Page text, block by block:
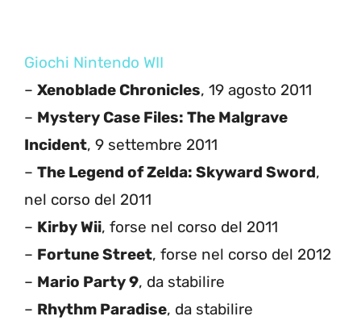
Giochi Nintendo WII
– Xenoblade Chronicles, 19 agosto 2011
– Mystery Case Files: The Malgrave
Incident, 9 settembre 2011
– The Legend of Zelda: Skyward Sword,
nel corso del 2011
– Kirby Wii, forse nel corso del 2011
– Fortune Street, forse nel corso del 2012
– Mario Party 9, da stabilire
– Rhythm Paradise, da stabilire